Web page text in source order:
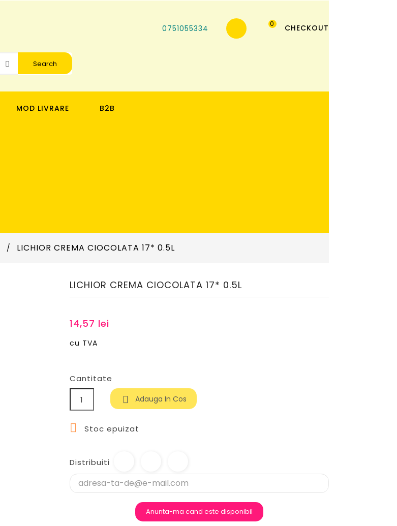
CHECKOUT
0
0751055334
Search
MOD LIVRARE B2B
LICHIOR CREMA CIOCOLATA 17* 0.5L
LICHIOR CREMA CIOCOLATA 17* 0.5L
14,57 lei
cu TVA
Cantitate
 Adauga In Cos
 Stoc epuizat
Distribuiti
Anunta-ma cand este disponibil